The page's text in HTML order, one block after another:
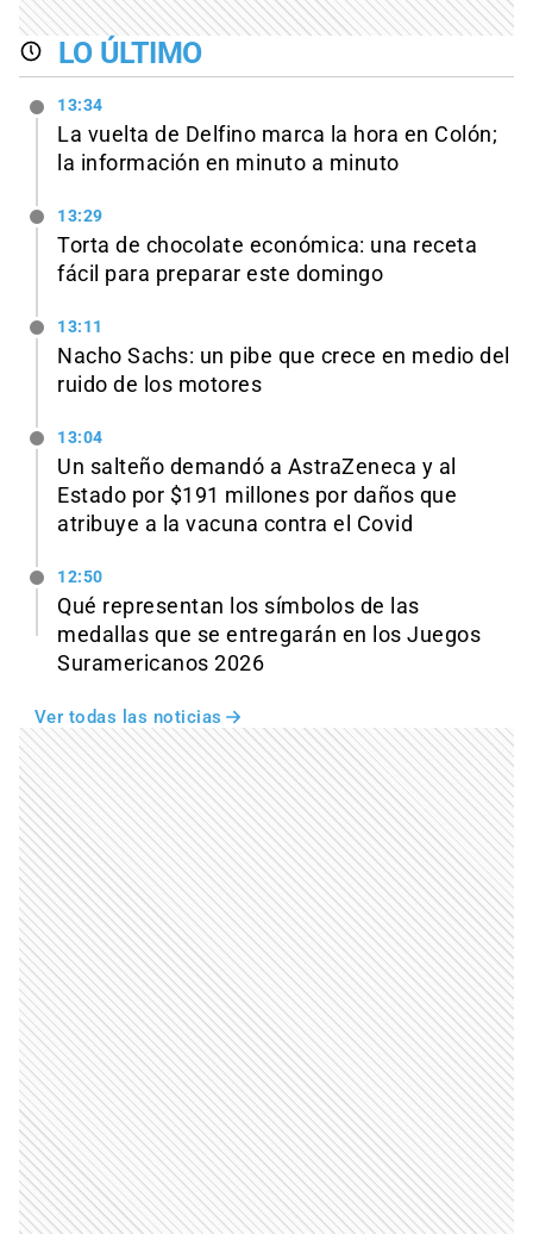
LO ÚLTIMO
13:34
La vuelta de Delfino marca la hora en Colón;
la información en minuto a minuto
13:29
Torta de chocolate económica: una receta
fácil para preparar este domingo
13:11
Nacho Sachs: un pibe que crece en medio del
ruido de los motores
13:04
Un salteño demandó a AstraZeneca y al
Estado por $191 millones por daños que
atribuye a la vacuna contra el Covid
12:50
Qué representan los símbolos de las
medallas que se entregarán en los Juegos
Suramericanos 2026
Ver todas las noticias